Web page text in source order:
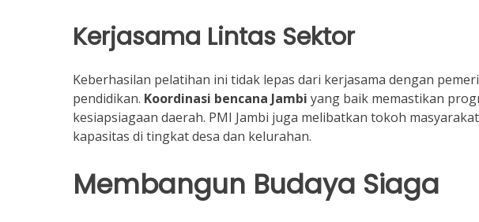
Kerjasama Lintas Sektor
Keberhasilan pelatihan ini tidak lepas dari kerjasama dengan
pendidikan. Koordinasi bencana Jambi yang baik memastikan
kesiapsiagaan daerah. PMI Jambi juga melibatkan tokoh
kapasitas di tingkat desa dan kelurahan.
Membangun Budaya Siaga